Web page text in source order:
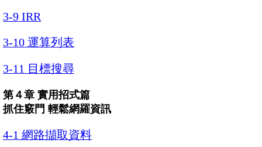
3-9 IRR
3-10 運算列表
3-11 目標搜尋
第４章 實用招式篇
抓住竅門 輕鬆網羅資訊
4-1 網路擷取資料